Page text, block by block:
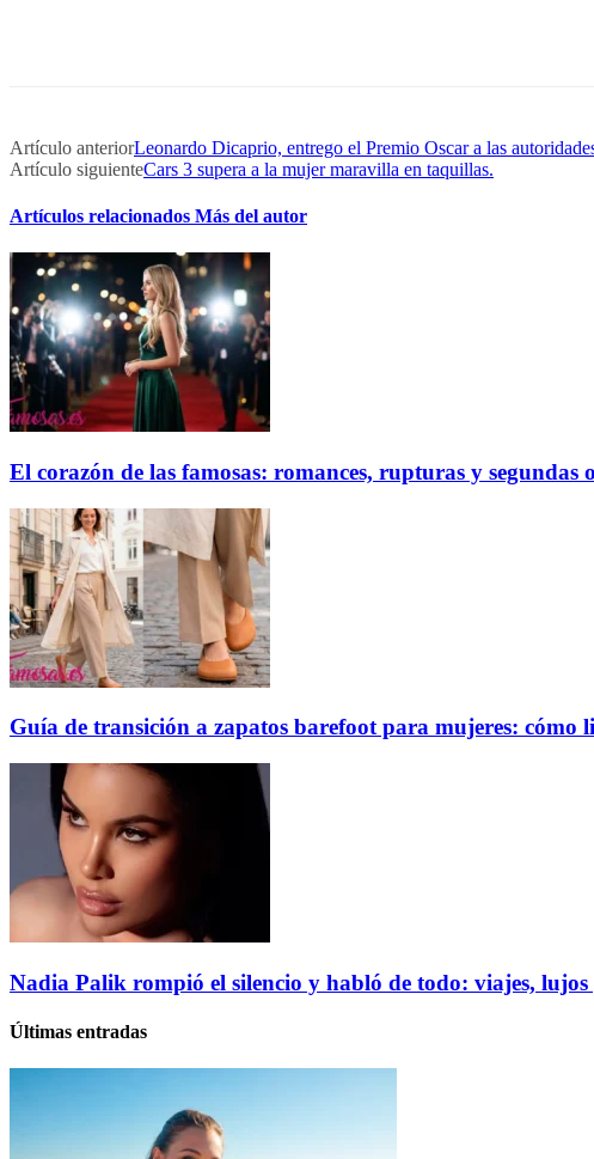
Artículo anteriorLeonardo Dicaprio, entrego el Premio Oscar a las
Artículo siguienteCars 3 supera a la mujer maravilla en taquillas.
Artículos relacionados Más del autor
El corazón de las famosas: romances, rupturas y segundas
Guía de transición a zapatos barefoot para mujeres: cómo
Nadia Palik rompió el silencio y habló de todo: viajes,
Últimas entradas